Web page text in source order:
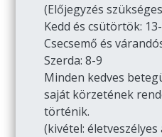
(Előjegyzés
Kedd és csütörtök:
Csecsemő és
Szerda: 8-9
Minden kedves
saját körzetének
történik.
(kivétel: